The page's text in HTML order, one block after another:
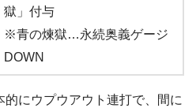
獄」付与
※青の煉獄…永続奥義ゲージ
DOWN
にウプウアウト連打で、間に